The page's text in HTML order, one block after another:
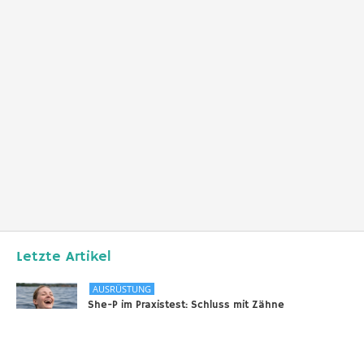
Letzte Artikel
AUSRÜSTUNG
She-P im Praxistest: Schluss mit Zähne